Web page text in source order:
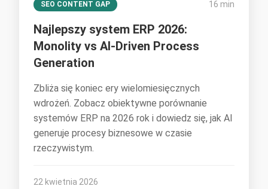
SEO CONTENT GAP 16 min
Najlepszy system ERP 2026:
Monolity vs AI-Driven Process
Generation
Zbliża się koniec ery wielomiesięcznych
wdrożeń. Zobacz obiektywne porównanie
systemów ERP na 2026 rok i dowiedz się, jak AI
generuje procesy biznesowe w czasie
rzeczywistym.
22 kwietnia 2026